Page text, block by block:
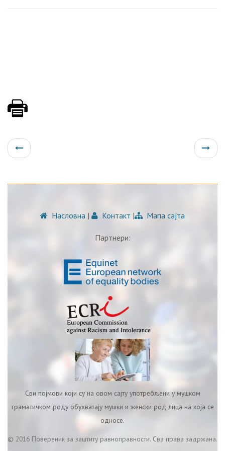
Насловна | Контакт | Мапа сајта
Партнери:
Сви појмови који су на овом сајту употребљени у мушком
граматичком роду обухватају мушки и женски род лица на која се
односе.
© 2016 Повереник за заштиту равноправности. Сва права задржана.